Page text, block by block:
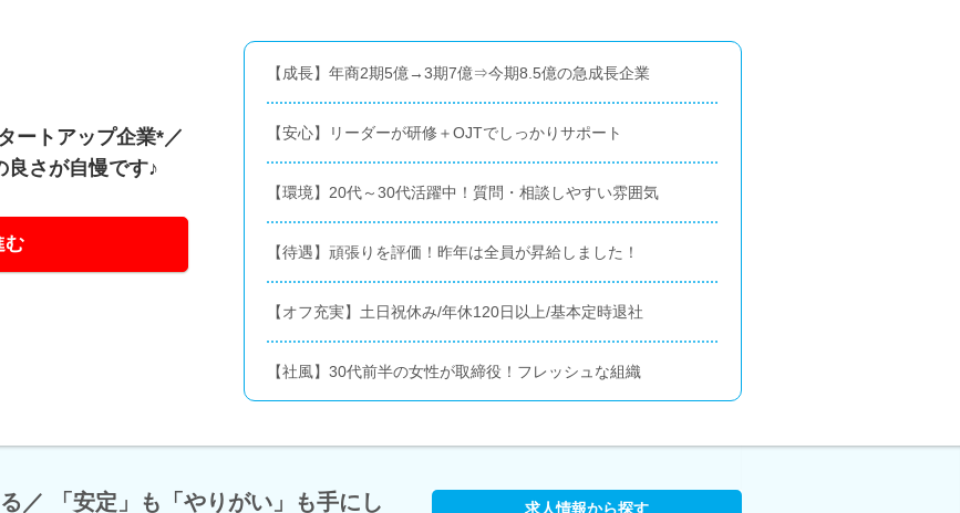
ートアップ企業*／
良さが自慢です♪
む
【成長】年商2期5億→3期7億⇒今期8.5億の急成長企業
【安心】リーダーが研修＋OJTでしっかりサポート
【環境】20代～30代活躍中！質問・相談しやすい雰囲気
【待遇】頑張りを評価！昨年は全員が昇給しました！
【オフ充実】土日祝休み/年休120日以上/基本定時退社
【社風】30代前半の女性が取締役！フレッシュな組織
／ 「安定」も「やりがい」も手にし
求人情報から探す